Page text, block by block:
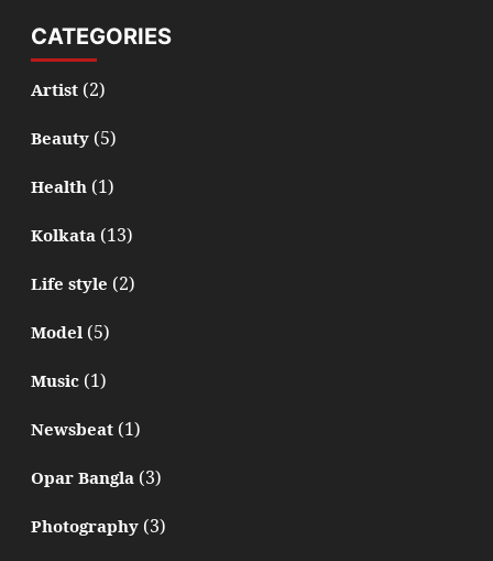
CATEGORIES
Artist(2)
Beauty(5)
Health(1)
Kolkata(13)
Life style (2)
Model(5)
Music(1)
Newsbeat(1)
Opar Bangla(3)
Photography(3)